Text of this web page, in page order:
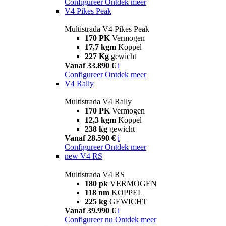
V4 Pikes Peak
Multistrada V4 Pikes Peak
170 PK Vermogen
17,7 kgm Koppel
227 Kg gewicht
Vanaf 33.890 € i
Configureer Ontdek meer
V4 Rally
Multistrada V4 Rally
170 PK Vermogen
12,3 kgm Koppel
238 kg gewicht
Vanaf 28.590 € i
Configureer Ontdek meer
new V4 RS
Multistrada V4 RS
180 pk VERMOGEN
118 nm KOPPEL
225 kg GEWICHT
Vanaf 39.990 € i
Configureer nu Ontdek meer